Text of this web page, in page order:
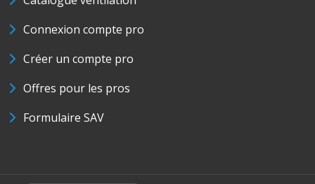
Connexion compte pro
Créer un compte pro
Offres pour les pros
Formulaire SAV